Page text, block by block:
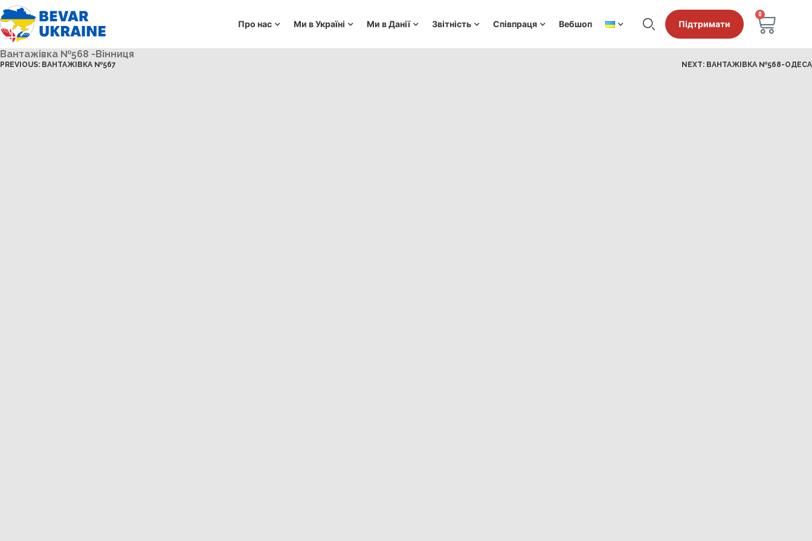
Про нас Ми в Україні Ми в Данії Звітність Співпраця Вебшоп Підтримати
0
Вантажівка №568 -Вінниця
PREVIOUS: ВАНТАЖІВКА №567 NEXT: ВАНТАЖІВКА №568-ОДЕСА